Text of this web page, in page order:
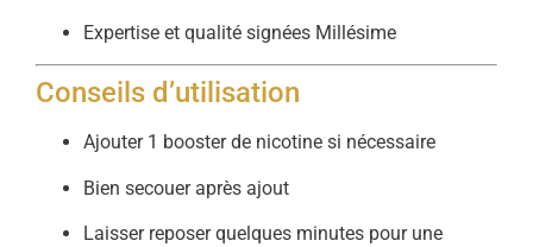
Expertise et qualité signées Millésime
Conseils d’utilisation
Ajouter 1 booster de nicotine si nécessaire
Bien secouer après ajout
Laisser reposer quelques minutes pour une